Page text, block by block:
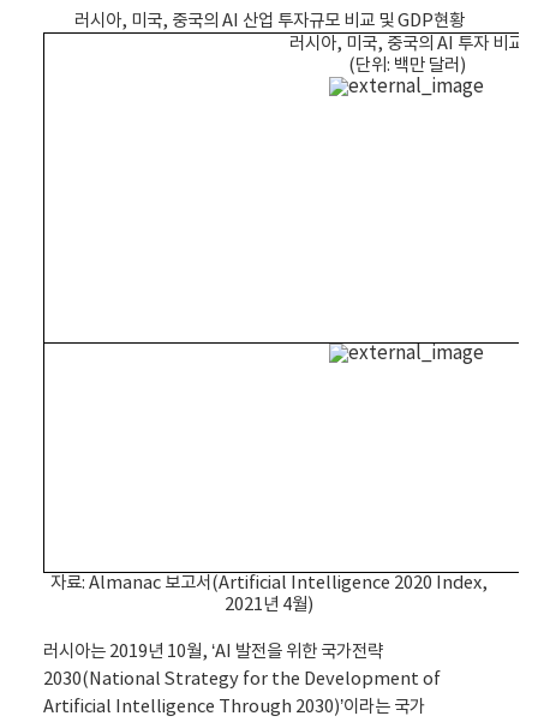
러시아, 미국, 중국의 AI 산업 투자규모 비교 및 GDP현황
러시아, 미국, 중국의 AI 투자 비교
(단위: 백만 달러)
자료: Almanac 보고서(Artificial Intelligence 2020 Index,
2021년 4월)
러시아는 2019년 10월, ‘AI 발전을 위한 국가전략
2030(National Strategy for the Development of
Artificial Intelligence Through 2030)’이라는 국가